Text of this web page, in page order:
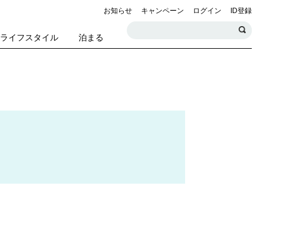
お知らせ キャンペーン ログイン ID登録
ライフスタイル 泊まる